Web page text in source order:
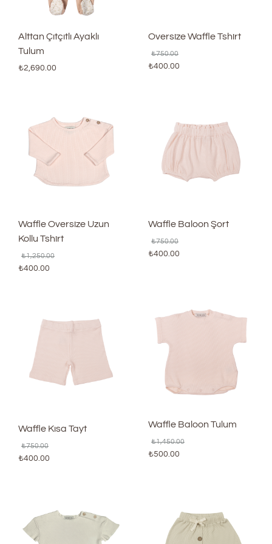
Alttan Çıtçıtlı Ayaklı
Tulum
₺2,690.00
Oversize Waffle Tshirt
₺750.00
₺400.00
Waffle Oversize Uzun
Kollu Tshirt
₺1,250.00
₺400.00
Waffle Baloon Şort
₺750.00
₺400.00
Waffle Kısa Tayt
₺750.00
₺400.00
Waffle Baloon Tulum
₺1,450.00
₺500.00